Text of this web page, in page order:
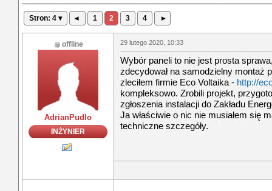
Stron: 4 ▾ ◂ 1 2 3 4 ▸
offline
AdrianPudlo
INŻYNIER
29 lutego 2020, 10:33
Wybór paneli to nie jest prosta
zdecydował na samodzielny montaż
zleciłem firmie Eco Voltaika - http://
kompleksowo. Zrobili projekt,
zgłoszenia instalacji do Zakładu
Ja właściwie o nic nie musiałem się
techniczne szczegóły.